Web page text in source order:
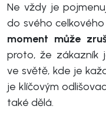
Ne vždy je
do svého
moment může
proto, že zákazník
ve světě, kde je
je klíčovým
také dělá.